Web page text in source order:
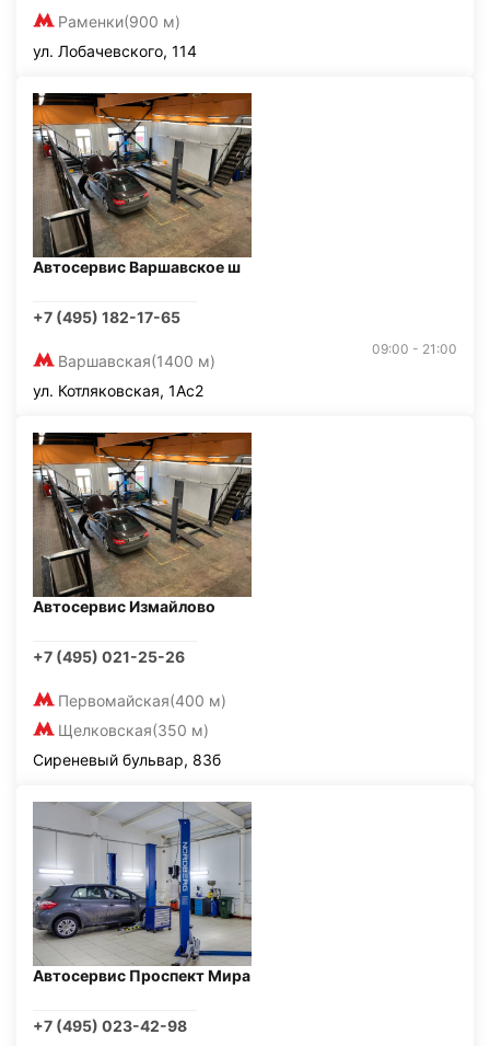
Раменки(900 м)
ул. Лобачевского, 114
Автосервис Варшавское ш
+7 (495) 182-17-65
Варшавская(1400 м)
09:00 - 21:00
ул. Котляковская, 1Ас2
Автосервис Измайлово
+7 (495) 021-25-26
Первомайская(400 м)
Щелковская(350 м)
Сиреневый бульвар, 83б
Автосервис Проспект Мира
+7 (495) 023-42-98